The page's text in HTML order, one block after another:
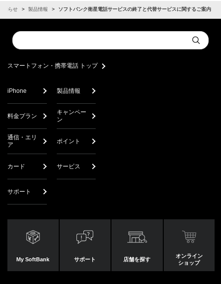
知らせ 製品情報 ソフトバンク衛星電話サービスの終了と代替サービスに関するご案内
Conduct
a
Submit
スマートフォン・携帯電話 トップ
iPhone 製品情報
料金プラン
キャンペー
ン
通信・エリ
ア
ポイント
カード サービス
サポート
My SoftBank サポート 店舗を探す
オンライン
ショップ